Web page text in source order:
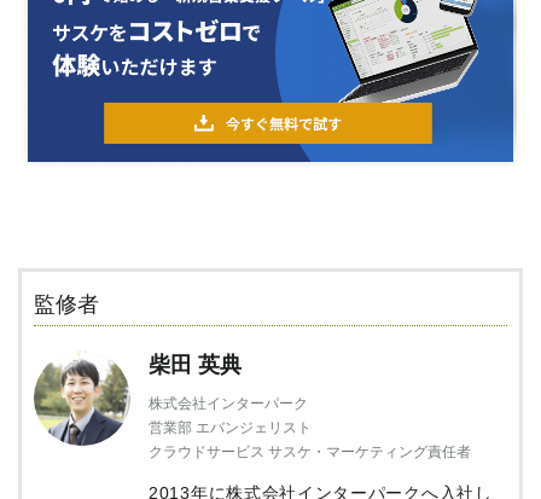
監修者
柴田 英典
株式会社インターパーク
営業部 エバンジェリスト
クラウドサービス サスケ・マーケティング責任者
2013年に株式会社インターパークへ入社し